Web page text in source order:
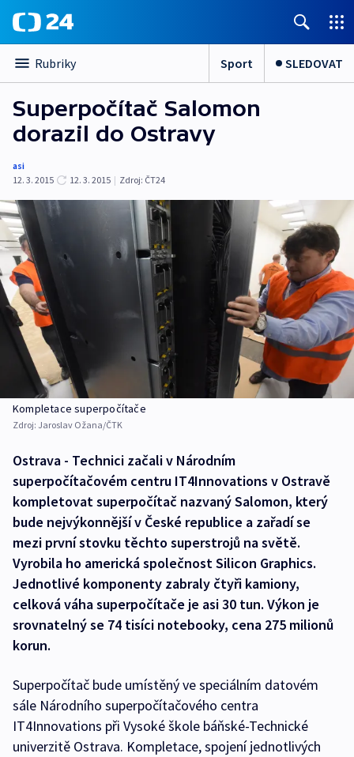
Rubriky Sport SLEDOVAT
Superpočítač Salomon
dorazil do Ostravy
asi
12. 3. 2015
12. 3. 2015 | Zdroj: ČT24
Kompletace superpočítače
Zdroj: Jaroslav Ožana/ČTK
Ostrava - Technici začali v Národním
superpočítačovém centru IT4Innovations v Ostravě
kompletovat superpočítač nazvaný Salomon, který
bude nejvýkonnější v České republice a zařadí se
mezi první stovku těchto superstrojů na světě.
Vyrobila ho americká společnost Silicon Graphics.
Jednotlivé komponenty zabraly čtyři kamiony,
celková váha superpočítače je asi 30 tun. Výkon je
srovnatelný se 74 tisíci notebooky, cena 275 milionů
korun.
Superpočítač bude umístěný ve speciálním datovém
sále Národního superpočítačového centra
IT4Innovations při Vysoké škole báňské-Technické
univerzitě Ostrava. Kompletace, spojení jednotlivých